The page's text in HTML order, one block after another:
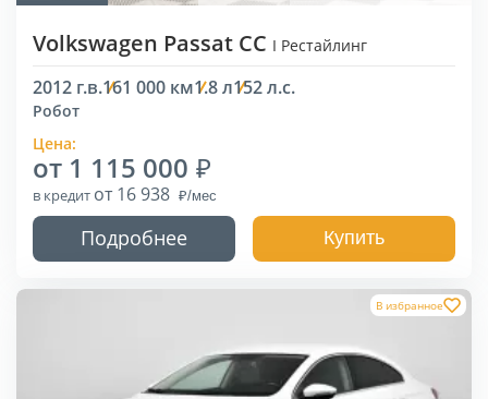
Volkswagen Passat CC I Рестайлинг
2012 г.в.161 000 км1.8 л152 л.с.
Робот
Цена:
от 1 115 000
в кредит от 16 938
Подробнее Купить
В избранное